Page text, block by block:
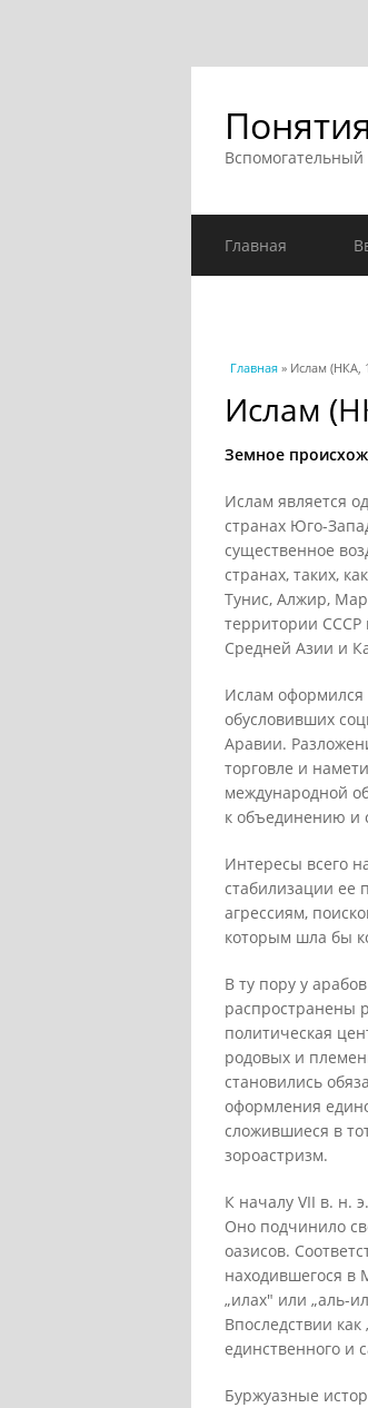
Главная
Вы здесь
Главная » Ислам (НКА,
Ислам
Земное
Ислам является
странах Юго-
существенное
странах, таких,
Тунис, Алжир,
территории СССР
Средней Азии и
Ислам оформился
обусловивших
Аравии.
торговле и
международной
к объединению и
Интересы всего
стабилизации ее
агрессиям,
которым шла бы
В ту пору у
распространены
политическая
родовых и
становились
оформления
сложившиеся в
зороастризм.
К началу VII в. н.
Оно подчинило
оазисов.
находившегося в
„илах" или „аль-
Впоследствии
единственного и
Буржуазные